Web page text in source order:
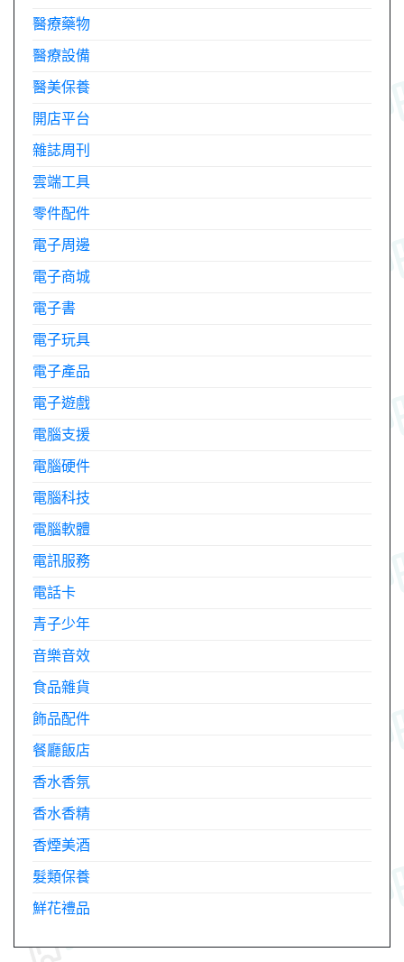
醫療藥物
醫療設備
醫美保養
開店平台
雜誌周刊
雲端工具
零件配件
電子周邊
電子商城
電子書
電子玩具
電子產品
電子遊戲
電腦支援
電腦硬件
電腦科技
電腦軟體
電訊服務
電話卡
青子少年
音樂音效
食品雜貨
飾品配件
餐廳飯店
香水香氛
香水香精
香煙美酒
髮類保養
鮮花禮品